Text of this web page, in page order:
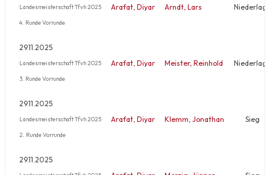
Landesmeisterschaft Tfvh 2025
4. Runde Vorrunde
Arafat, Diyar Arndt, Lars
29.11.2025
Landesmeisterschaft Tfvh 2025
3. Runde Vorrunde
Arafat, Diyar Meister, Reinhold
29.11.2025
Landesmeisterschaft Tfvh 2025
2. Runde Vorrunde
Arafat, Diyar Klemm, Jonathan Sieg
29.11.2025